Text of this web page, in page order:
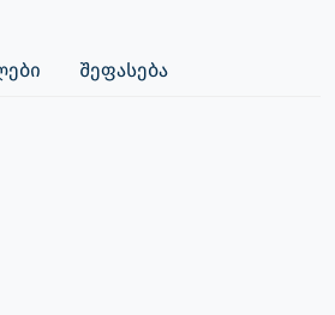
შეფასება